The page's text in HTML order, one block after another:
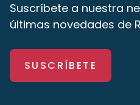
Suscríbete a nuestra
últimas novedades de
SUSCRÍBETE